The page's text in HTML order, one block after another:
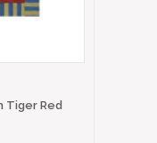
Tiger Red